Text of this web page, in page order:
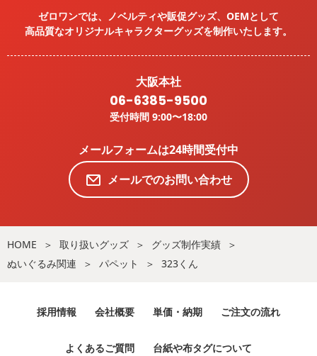
ゼロワンでは、ノベルティや販促グッズ、OEMとして
高品質なオリジナルキャラクターグッズを制作いたします。
大阪本社
06-6385-9500
受付時間 9:00〜18:00
メールフォームは24時間受付中
メールでのお問い合わせ
HOME 取り扱いグッズ
グッズ制作実績
ぬいぐるみ関連
パペット 323くん
採用情報 会社概要 単価・納期 ご注文の流れ
よくあるご質問 台紙や布タグについて